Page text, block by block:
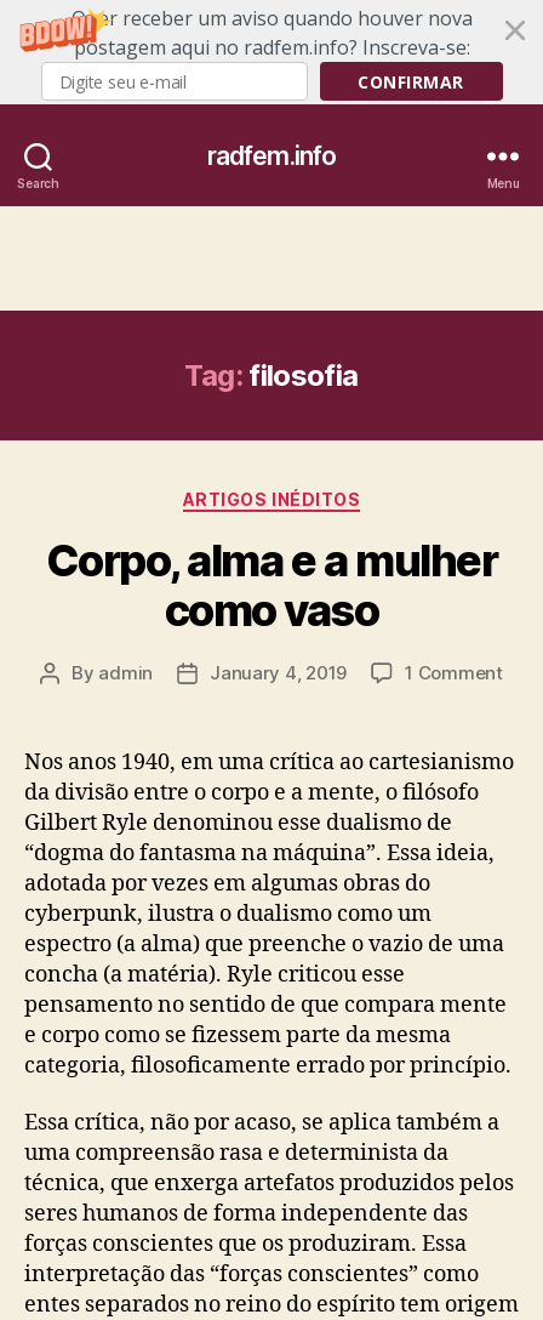
Quer receber um aviso quando houver nova
postagem aqui no radfem.info? Inscreva-se:
CONFIRMAR
Search
radfem.info
Menu
Tag: filosofia
Categories
ARTIGOS INÉDITOS
Corpo, alma e a mulher
como vaso
Post
By admin
PostJanuary 4, 2019 1 Commenton
Nos anos 1940, em uma crítica ao cartesianismo
da divisão entre o corpo e a mente, o filósofo
Gilbert Ryle denominou esse dualismo de
“dogma do fantasma na máquina”. Essa ideia,
adotada por vezes em algumas obras do
cyberpunk, ilustra o dualismo como um
espectro (a alma) que preenche o vazio de uma
concha (a matéria). Ryle criticou esse
pensamento no sentido de que compara mente
e corpo como se fizessem parte da mesma
categoria, filosoficamente errado por princípio.
Essa crítica, não por acaso, se aplica também a
uma compreensão rasa e determinista da
técnica, que enxerga artefatos produzidos pelos
seres humanos de forma independente das
forças conscientes que os produziram. Essa
interpretação das “forças conscientes” como
entes separados no reino do espírito tem origem